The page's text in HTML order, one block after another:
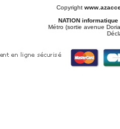
Copyright
NATION informatique
Métro (sortie avenue